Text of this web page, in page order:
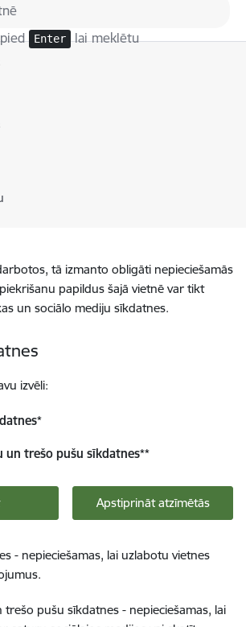
Enter lai meklētu
tā izmanto obligāti nepieciešamās
papildus šajā vietnē var tikt
un sociālo mediju sīkdatnes.
izvēli:
*
un trešo pušu sīkdatnes**
Apstiprināt atzīmētās
- nepieciešamas, lai uzlabotu vietnes
trešo pušu sīkdatnes - nepieciešamas, lai